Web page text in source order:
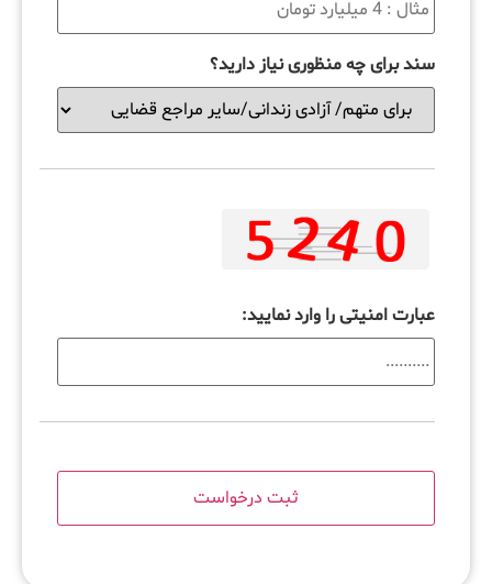
سند برای چه منظوری نیاز دارید؟
عبارت امنیتی را وارد نمایید: